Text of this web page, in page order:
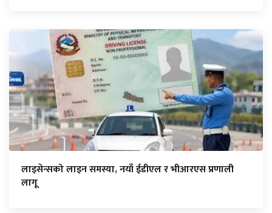
लाइसेन्सको लाइन समस्या, नयाँ ईडीएल र भीआरएस प्रणाली
लागू